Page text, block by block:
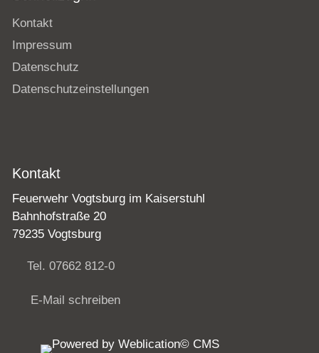
Kontakt
Impressum
Datenschutz
Datenschutzeinstellungen
Kontakt
Feuerwehr Vogtsburg im Kaiserstuhl
Bahnhofstraße 20
79235 Vogtsburg
Tel. 07662 812-0
E-Mail schreiben